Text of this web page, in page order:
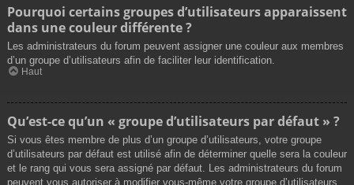
Pourquoi certains groupes d’utilisateurs apparaissent
dans une couleur différente ?
Les administrateurs du forum peuvent assigner une couleur aux membres
d’un groupe d’utilisateurs afin de faciliter leur identification.
Haut
Qu’est-ce qu’un « groupe d’utilisateurs par défaut » ?
Si vous êtes membre de plus d’un groupe d’utilisateurs, votre groupe
d’utilisateurs par défaut est utilisé afin de déterminer quelle sera la couleur
et le rang qui vous sera assigné par défaut. Les administrateurs du forum
peuvent vous autoriser à modifier vous-même votre groupe d’utilisateurs